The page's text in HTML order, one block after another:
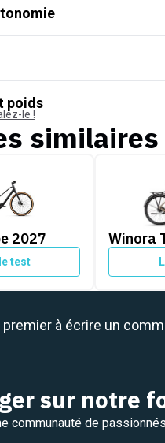
poids
le !
similaires
2027
test
Winora
Winora
premier à écrire un
sur notre
communauté de passionnés